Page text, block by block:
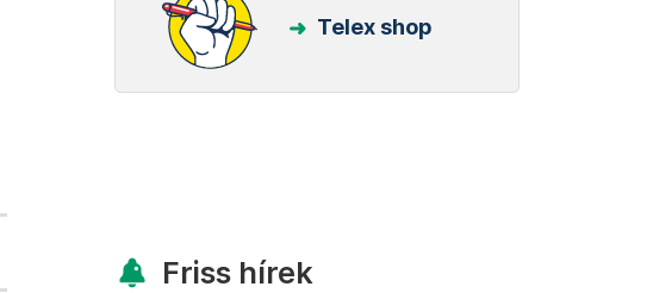
Telex shop
Friss hírek